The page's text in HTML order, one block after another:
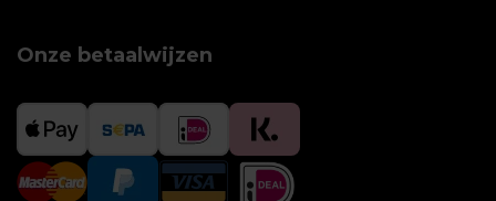
Onze betaalwijzen